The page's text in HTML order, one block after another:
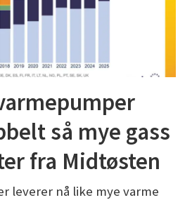
så mye gass
fra Midtøsten
leverer nå like mye varme